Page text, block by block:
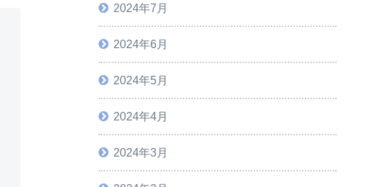
2024年7月
2024年6月
2024年5月
2024年4月
2024年3月